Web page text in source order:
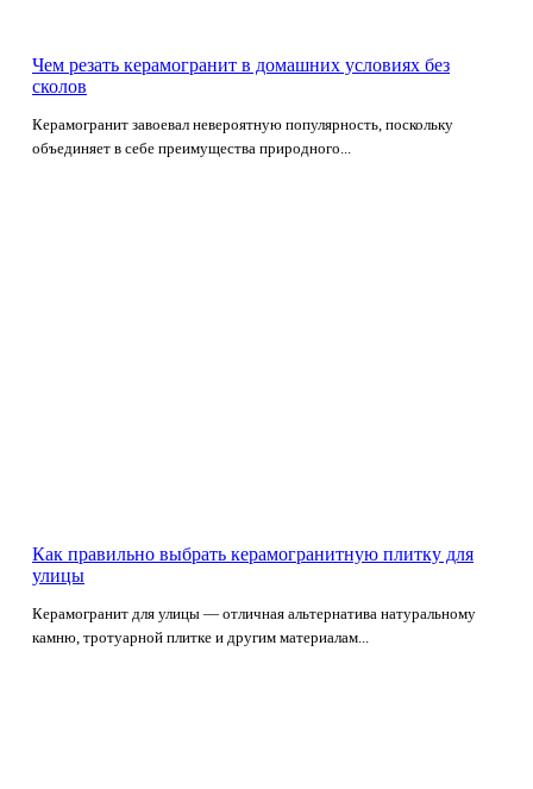
Чем резать керамогранит в домашних условиях без
сколов
Керамогранит завоевал невероятную популярность, поскольку
объединяет в себе преимущества природного...
Как правильно выбрать керамогранитную плитку для
улицы
Керамогранит для улицы — отличная альтернатива натуральному
камню, тротуарной плитке и другим материалам...